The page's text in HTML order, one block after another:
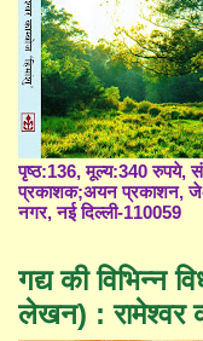
पृष्ठ:136, मूल्य:340 रुपये,
प्रकाशक;अयन प्रकाशन, जे-
नगर, नई दिल्ली-110059
गद्य की विभिन्न
लेखन) : रामेश्वर